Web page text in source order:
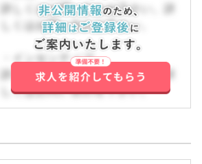
詳しくはお問い合わせ下さい。詳
しくはお問い合わせ下さい。
・インセンティブ
詳しくはお問い合わせ下さい。詳
しくはお問い合わせ下さい。